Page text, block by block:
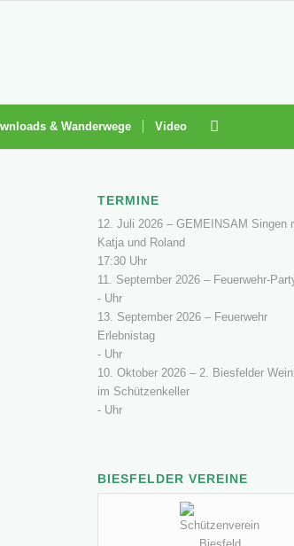
& Wanderwege Video
TERMINE
12. Juli 2026 –GEMEINSAM Singen
Katja und Roland
17:30 Uhr
11. September 2026 – Feuerwehr-
- Uhr
13. September 2026 – Feuerwehr
Erlebnistag
- Uhr
10. Oktober 2026 –2. Biesfelder
im Schützenkeller
- Uhr
BIESFELDER VEREINE